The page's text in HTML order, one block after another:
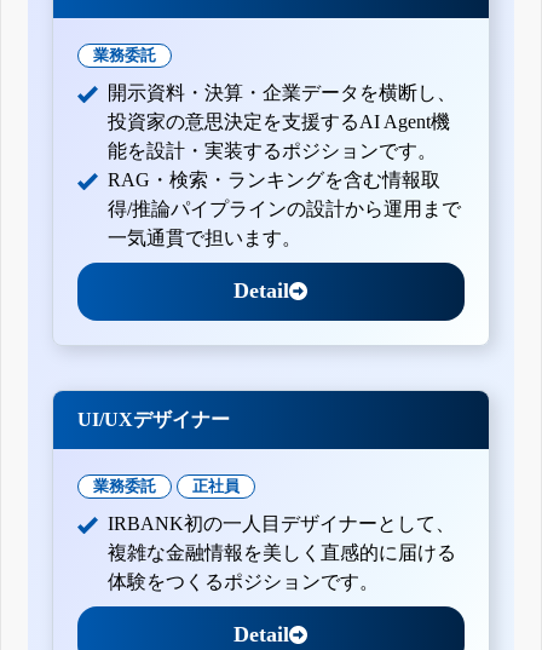
業務委託
開示資料・決算・企業データを横断し、
投資家の意思決定を支援するAI Agent機
能を設計・実装するポジションです。
RAG・検索・ランキングを含む情報取
得/推論パイプラインの設計から運用まで
一気通貫で担います。
Detail
UI/UXデザイナー
業務委託 正社員
IRBANK初の一人目デザイナーとして、
複雑な金融情報を美しく直感的に届ける
体験をつくるポジションです。
Detail